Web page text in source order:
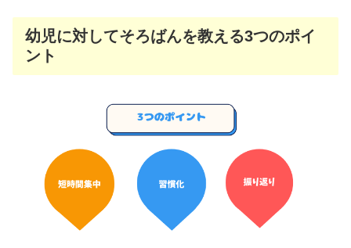
幼児に対してそろばんを教える3つのポイ
ント